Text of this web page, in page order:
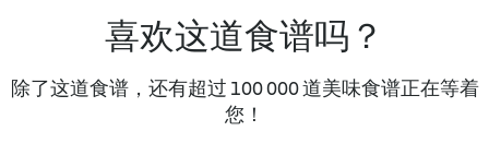
喜欢这道食谱吗？
除了这道食谱，还有超过 100 000 道美味食谱正在等着
您！